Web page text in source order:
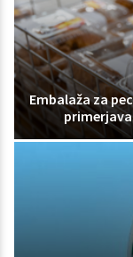
Embalaža za